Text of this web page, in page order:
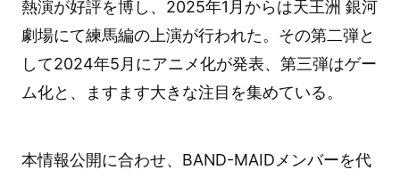
熱演が好評を博し、2025年1月からは天王洲 銀河
劇場にて練馬編の上演が行われた。その第二弾と
して2024年5月にアニメ化が発表、第三弾はゲー
ム化と、ますます大きな注目を集めている。
本情報公開に合わせ、BAND-MAIDメンバーを代